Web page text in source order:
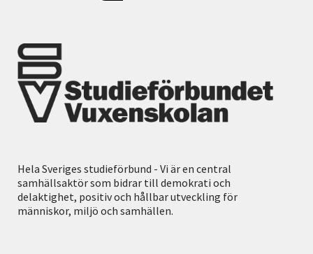
Hela Sveriges studieförbund - Vi är en central
samhällsaktör som bidrar till demokrati och
delaktighet, positiv och hållbar utveckling för
människor, miljö och samhällen.